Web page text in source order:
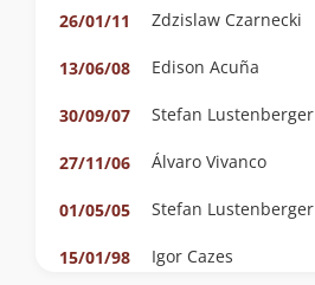
26/01/11 Zdzislaw Czarnecki
13/06/08 Edison Acuña
30/09/07 Stefan Lustenberger
27/11/06 Álvaro Vivanco
01/05/05 Stefan Lustenberger
15/01/98 Igor Cazes